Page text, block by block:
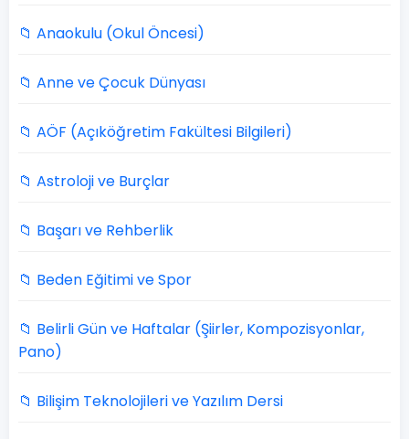
📁 Anaokulu (Okul Öncesi)
📁 Anne ve Çocuk Dünyası
📁 AÖF (Açıköğretim Fakültesi Bilgileri)
📁 Astroloji ve Burçlar
📁 Başarı ve Rehberlik
📁 Beden Eğitimi ve Spor
📁 Belirli Gün ve Haftalar (Şiirler, Kompozisyonlar,
Pano)
📁 Bilişim Teknolojileri ve Yazılım Dersi